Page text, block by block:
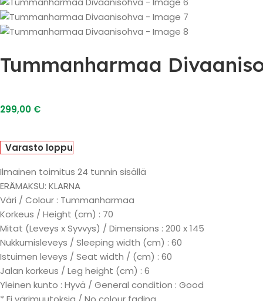
Tummanharmaa
299,00 €
Varasto loppu
Ilmainen toimitus 24 tunnin sisällä
ERÄMAKSU: KLARNA
Väri / Colour : Tummanharmaa
Korkeus / Height (cm) : 70
Mitat (Leveys x Syvvys) / Dimensions : 200 x 145
Nukkumisleveys / Sleeping width (cm) : 60
Istuimen leveys / Seat width / (cm) : 60
Jalan korkeus / Leg height (cm) : 6
Yleinen kunto : Hyvä / General condition : Good